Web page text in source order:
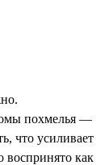
похмелья —
что усиливает
как